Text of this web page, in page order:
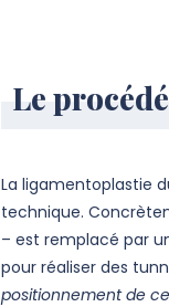
Le
La ligamentoplastie
technique.
– est remplacé par
pour réaliser des
positionnement de